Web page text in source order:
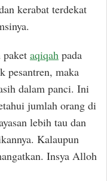
kerabat terdekat
aqiqah pada
pesantren, maka
dalam panci. Ini
jumlah orang di
lebih tau dan
Kalaupun
Insya Alloh